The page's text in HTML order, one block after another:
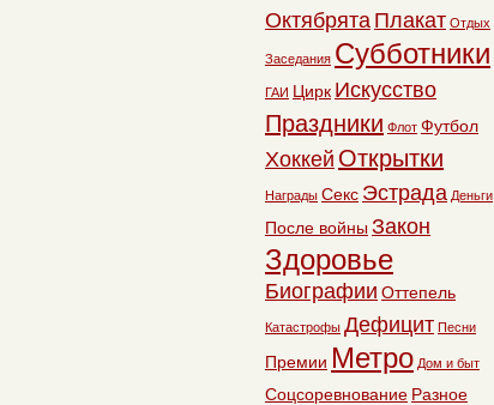
Октябрята Плакат Отдых
Заседания Субботники
ГАИ Цирк Искусство
Праздники Флот Футбол
Хоккей Открытки
Награды Секс Эстрада Деньги
После войны Закон
Здоровье
Биографии Оттепель
Катастрофы Дефицит Песни
Премии Метро Дом и быт
Соцсоревнование Разное